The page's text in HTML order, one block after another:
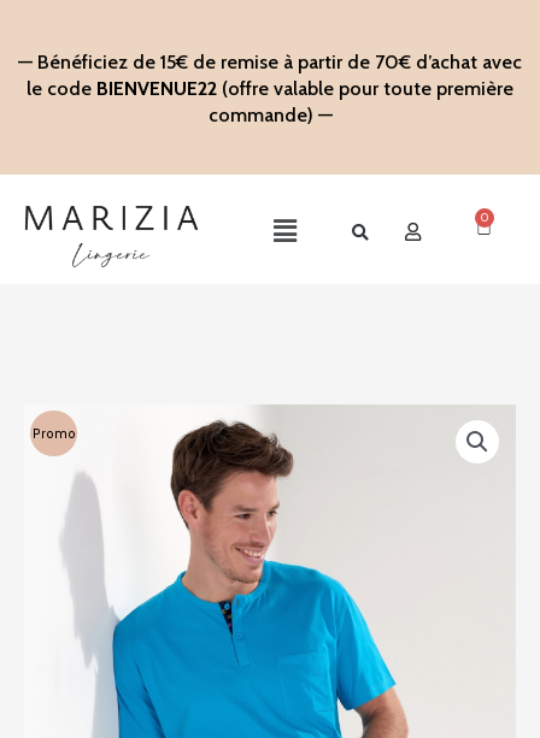
contenu
— Bénéficiez de 15€ de remise à partir de 70€ d’achat avec
le code BIENVENUE22 (offre valable pour toute première
commande) —
Main
0
Panier
Promo